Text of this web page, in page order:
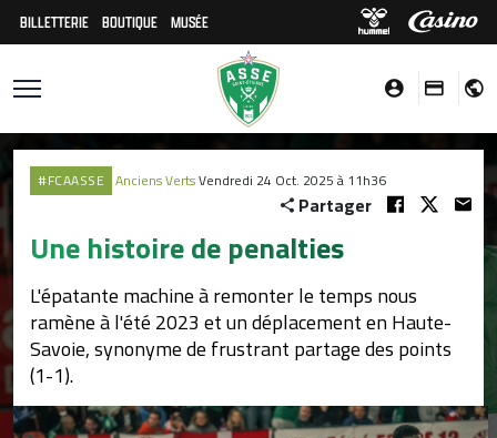
BILLETTERIE BOUTIQUE MUSÉE
#FCAASSE Anciens VertsVendredi 24 Oct. 2025 à 11h36
Partager
Une histoire de penalties
L'épatante machine à remonter le temps nous
ramène à l'été 2023 et un déplacement en Haute-
Savoie, synonyme de frustrant partage des points
(1-1).